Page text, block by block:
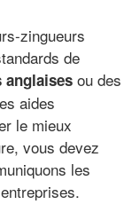
zingueurs
de
ou des
aides
le mieux
vous devez
les